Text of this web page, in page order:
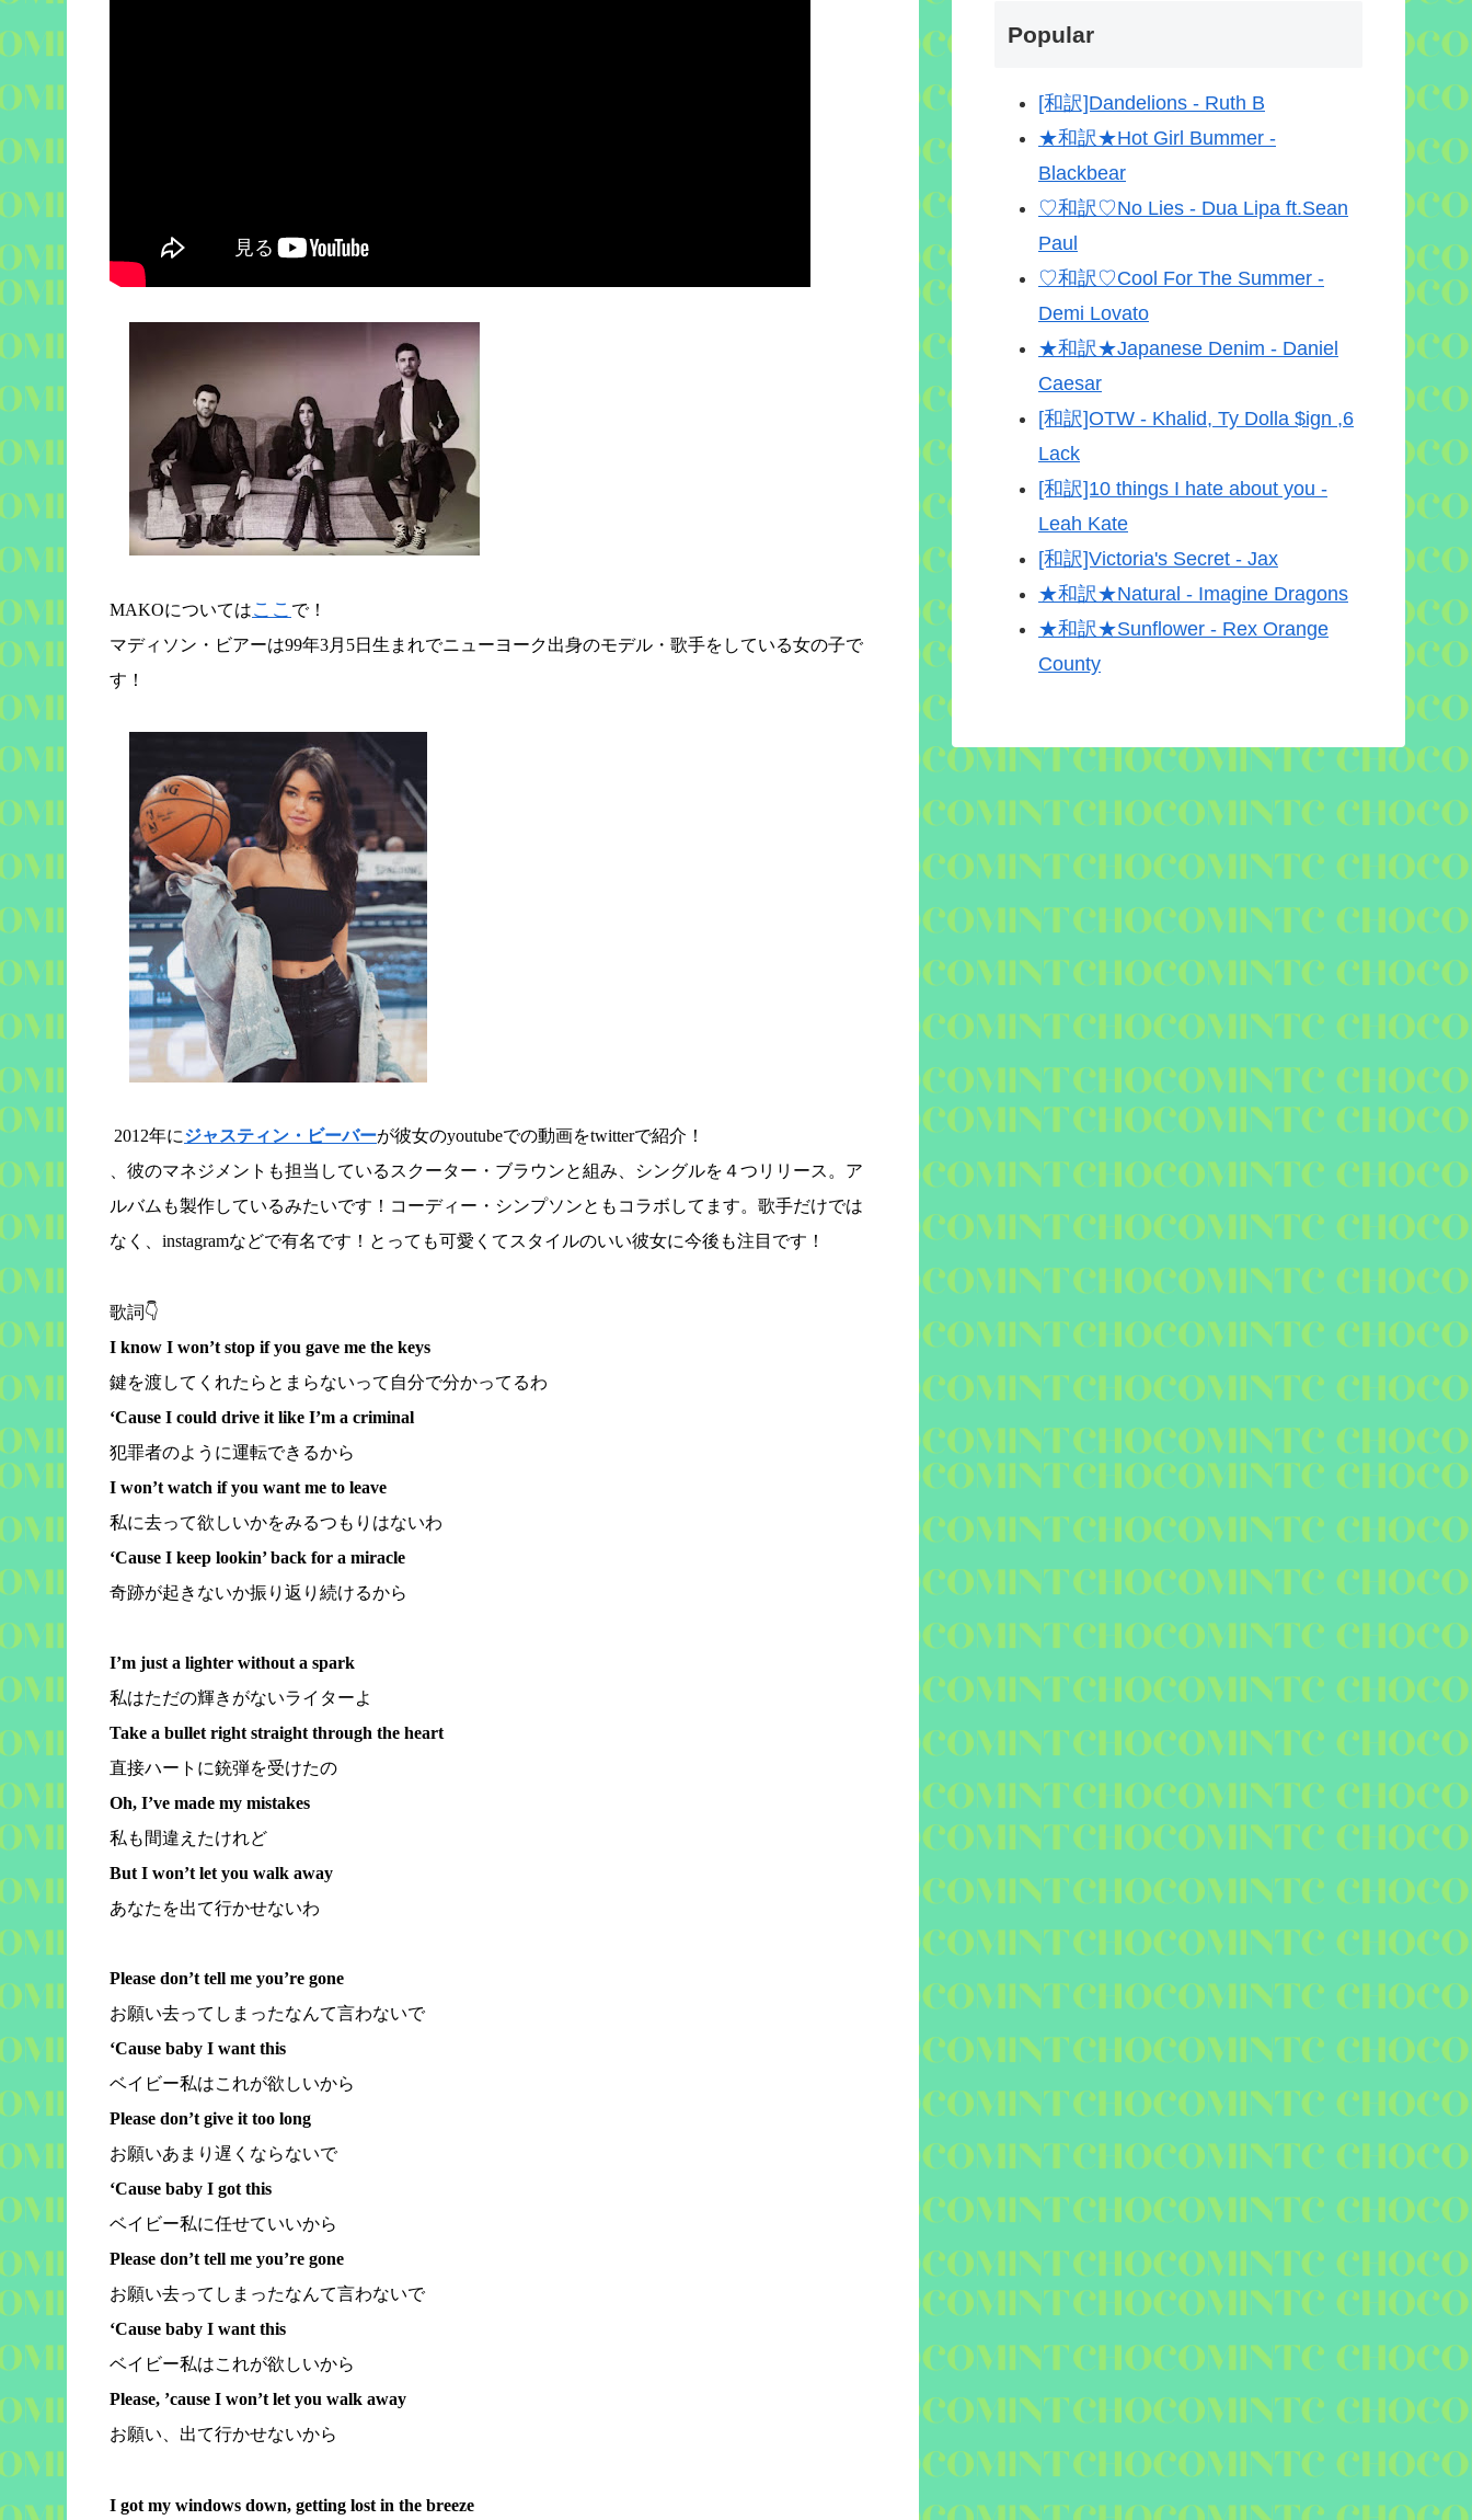
MAKOについてはここ で！
マディソン・ビアーは99年3月 5日生まれでニューヨーク出身のモデル・歌手をしている女の子で
す！
2012年にジャスティン・ビーバーが彼女のyoutubeでの動画をtwitterで紹介！
、彼のマネジメントも担当しているスクーター・ブラウンと組み、シングルを４つリリース。ア
ルバムも製作しているみたいです！コーディー・シンプソンともコラボしてます。歌手だけでは
なく、 instagramなどで有名です！とっても可愛くてスタイルのいい彼女に今後も注目です！
歌詞👇
I know I won’t stop if you gave me the keys
鍵を渡してくれたらとまらないって自分で分かってるわ
‘Cause I could drive it like I’m a criminal
犯罪者のように運転できるから
I won’t watch if you want me to leave
私に去って欲しいかをみるつもりはないわ
‘Cause I keep lookin’ back for a miracle
奇跡が起きないか振り返り続けるから
I’m just a lighter without a spark
私はただの輝きがないライターよ
Take a bullet right straight through the heart
直接ハートに銃弾を受けたの
Oh, I’ve made my mistakes
私も間違えたけれど
But I won’t let you walk away
あなたを出て行かせないわ
Please don’t tell me you’re gone
お願い去ってしまったなんて言わないで
‘Cause baby I want this
ベイビー私はこれが欲しいから
Please don’t give it too long
お願いあまり遅くならないで
‘Cause baby I got this
ベイビー私に任せていいから
Please don’t tell me you’re gone
お願い去ってしまったなんて言わないで
‘Cause baby I want this
ベイビー私はこれが欲しいから
Please, ’cause I won’t let you walk away
お願い、出て行かせないから
I got my windows down, getting lost in the breeze
Popular
[和訳]Dandelions - Ruth B
★和訳★Hot Girl Bummer -
Blackbear
♡和訳♡No Lies - Dua Lipa ft.Sean
Paul
♡和訳♡Cool For The Summer -
Demi Lovato
★和訳★Japanese Denim - Daniel
Caesar
[和訳]OTW - Khalid, Ty Dolla $ign ,6
Lack
[和訳]10 things I hate about you -
Leah Kate
[和訳]Victoria's Secret - Jax
★和訳★Natural - Imagine Dragons
★和訳★Sunflower - Rex Orange
County